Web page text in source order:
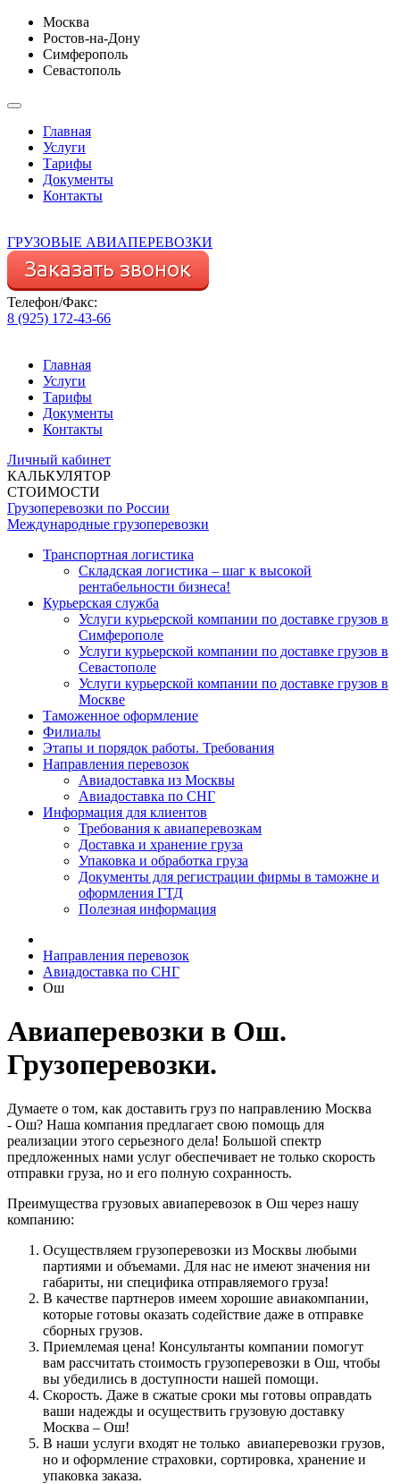
Москва
Ростов-на-Дону
Симферополь
Севастополь
Главная
Услуги
Тарифы
Документы
Контакты
ГРУЗОВЫЕ АВИАПЕРЕВОЗКИ
Телефон/Факс:
8 (925) 172-43-66
Главная
Услуги
Тарифы
Документы
Контакты
Личный кабинет
КАЛЬКУЛЯТОР
СТОИМОСТИ
Грузоперевозки по России
Международные грузоперевозки
Транспортная логистика
Складская логистика – шаг к высокой
рентабельности бизнеса!
Курьерская служба
Услуги курьерской компании по доставке грузов в
Симферополе
Услуги курьерской компании по доставке грузов в
Севастополе
Услуги курьерской компании по доставке грузов в
Москве
Таможенное оформление
Филиалы
Этапы и порядок работы. Требования
Направления перевозок
Авиадоставка из Москвы
Авиадоставка по СНГ
Информация для клиентов
Требования к авиаперевозкам
Доставка и хранение груза
Упаковка и обработка груза
Документы для регистрации фирмы в таможне и
оформления ГТД
Полезная информация
Направления перевозок
Авиадоставка по СНГ
Ош
Авиаперевозки в Ош.
Грузоперевозки.
Думаете о том, как доставить груз по направлению Москва
- Ош? Наша компания предлагает свою помощь для
реализации этого серьезного дела! Большой спектр
предложенных нами услуг обеспечивает не только скорость
отправки груза, но и его полную сохранность.
Преимущества грузовых авиаперевозок в Ош через нашу
компанию:
Осуществляем грузоперевозки из Москвы любыми
партиями и объемами. Для нас не имеют значения ни
габариты, ни специфика отправляемого груза!
В качестве партнеров имеем хорошие авиакомпании,
которые готовы оказать содействие даже в отправке
сборных грузов.
Приемлемая цена! Консультанты компании помогут
вам рассчитать стоимость грузоперевозки в Ош, чтобы
вы убедились в доступности нашей помощи.
Скорость. Даже в сжатые сроки мы готовы оправдать
ваши надежды и осуществить грузовую доставку
Москва – Ош!
В наши услуги входят не только авиаперевозки грузов,
но и оформление страховки, сортировка, хранение и
упаковка заказа.